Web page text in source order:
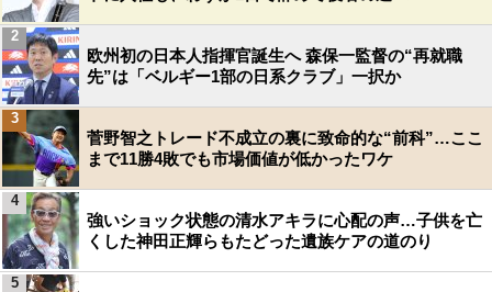
欧州初の日本人指揮官誕生へ 森保一監督の“再就職
先”は「ベルギー1部の日系クラブ」一択か
2
菅野智之トレード不成立の裏に致命的な“前科”…ここ
まで11勝4敗でも市場価値が低かったワケ
3
強いショック状態の清水アキラに心配の声…子供を亡
くした神田正輝らもたどった遺族ケアの道のり
4
5